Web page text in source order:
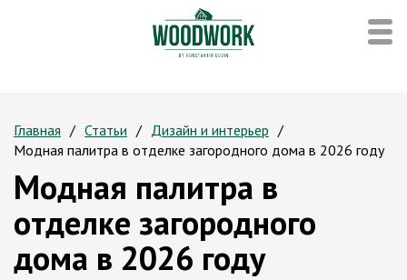
Главная Статьи
Дизайн и интерьер
Модная палитра в отделке загородного дома в 2026 году
Модная палитра в
отделке загородного
дома в 2026 году